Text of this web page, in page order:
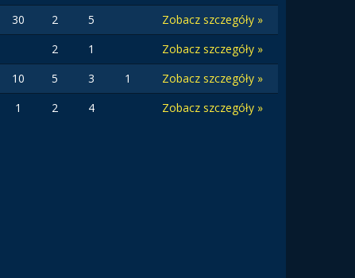
30 2 5
Zobacz szczegóły »
2 1
Zobacz szczegóły »
10 5 3 1
Zobacz szczegóły »
1 2 4 Zobacz szczegóły »